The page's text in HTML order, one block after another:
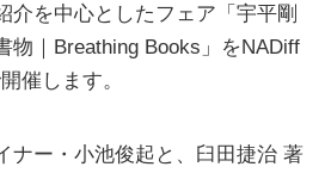
介を中心としたフェア「宇平剛
物｜Breathing Books」をNADiff
催します。
ナー・小池俊起と、臼田捷治 著